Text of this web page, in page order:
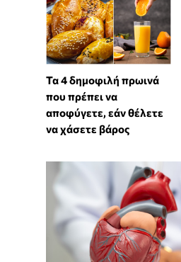
Τα 4 δημοφιλή πρωινά
που πρέπει να
αποφύγετε, εάν θέλετε
να χάσετε βάρος